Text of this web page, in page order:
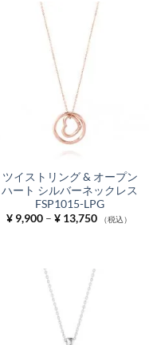
ツイストリング & オープン
ハート シルバーネックレス
FSP1015-LPG
¥9,900 – ¥13,750価
格
（税込）